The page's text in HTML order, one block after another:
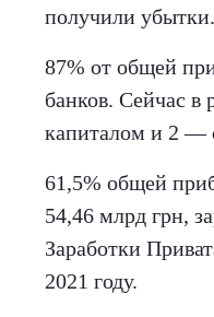
получили убытки.
87% от общей
банков. Сейчас в
капиталом и 2 —
61,5% общей
54,46 млрд грн,
Заработки
2021 году.